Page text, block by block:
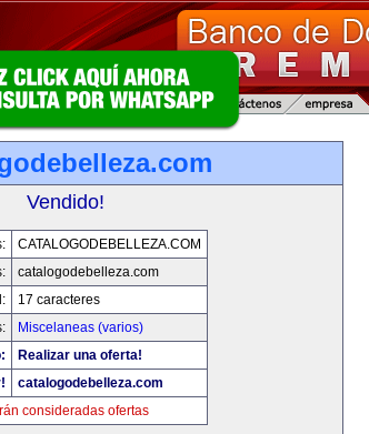
Vendido!
CATALOGODEBELLEZA.COM
catalogodebelleza.com
17 caracteres
Miscelaneas (varios)
Realizar una oferta!
catalogodebelleza.com
consideradas ofertas